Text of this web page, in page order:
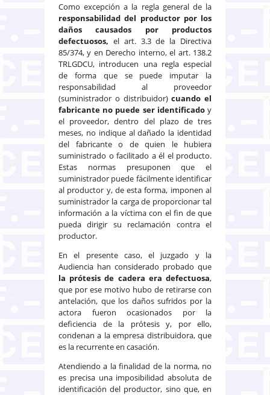
Como excepción a la regla general de la
responsabilidad del productor por los
daños causados por productos
defectuosos, el art. 3.3 de la Directiva
85/374, y en Derecho interno, el art. 138.2
TRLGDCU, introducen una regla especial
de forma que se puede imputar la
responsabilidad al proveedor
(suministrador o distribuidor)cuando el
fabricante no puede ser identificadoy
el proveedor, dentro del plazo de tres
meses, no indique al dañado la identidad
del fabricante o de quien le hubiera
suministrado o facilitado a él el producto.
Estas normas presuponen que el
suministrador puede fácilmente identificar
al productor y, de esta forma, imponen al
suministrador la carga de proporcionar tal
información a la víctima con el fin de que
pueda dirigir su reclamación contra el
productor.
En el presente caso, el juzgado y la
Audiencia han considerado probado que
la prótesis de cadera era defectuosa,
que por ese motivo hubo de retirarse con
antelación, que los daños sufridos por la
actora fueron ocasionados por la
deficiencia de la prótesis y, por ello,
condenan a la empresa distribuidora, que
es la recurrente en casación.
Atendiendo a la finalidad de la norma, no
es precisa una imposibilidad absoluta de
identificación del productor, sino que, en